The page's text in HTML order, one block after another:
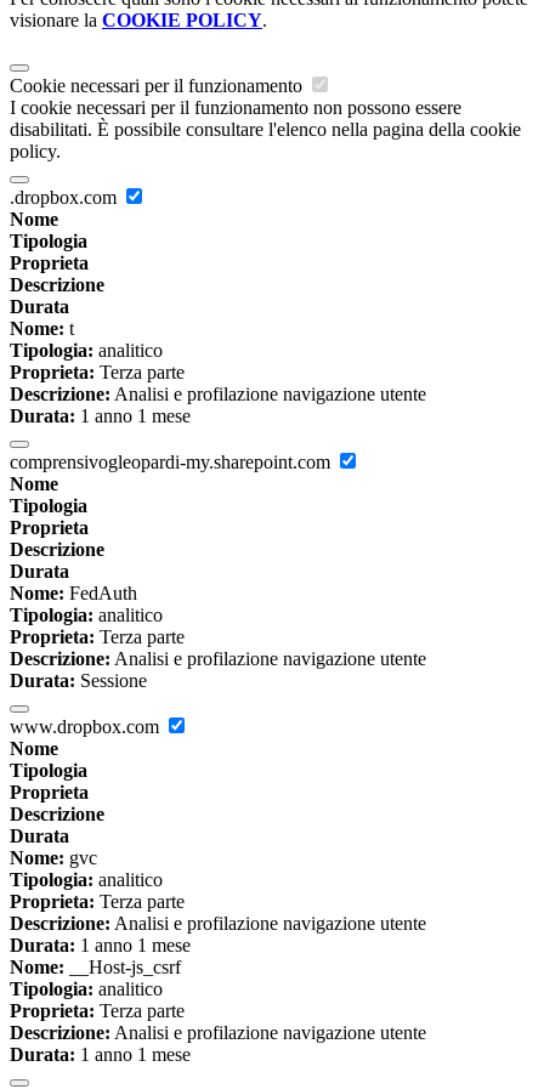
visionare la COOKIE POLICY.
Cookie necessari per il funzionamento
I cookie necessari per il funzionamento non possono essere
disabilitati. È possibile consultare l'elenco nella pagina della cookie
policy.
.dropbox.com
Nome
Tipologia
Proprieta
Descrizione
Durata
Nome: t
Tipologia: analitico
Proprieta: Terza parte
Descrizione: Analisi e profilazione navigazione utente
Durata: 1 anno 1 mese
comprensivogleopardi-my.sharepoint.com
Nome
Tipologia
Proprieta
Descrizione
Durata
Nome: FedAuth
Tipologia: analitico
Proprieta: Terza parte
Descrizione: Analisi e profilazione navigazione utente
Durata: Sessione
www.dropbox.com
Nome
Tipologia
Proprieta
Descrizione
Durata
Nome: gvc
Tipologia: analitico
Proprieta: Terza parte
Descrizione: Analisi e profilazione navigazione utente
Durata: 1 anno 1 mese
Nome: __Host-js_csrf
Tipologia: analitico
Proprieta: Terza parte
Descrizione: Analisi e profilazione navigazione utente
Durata: 1 anno 1 mese